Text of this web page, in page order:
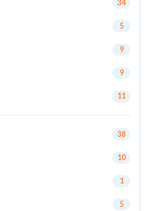
34
5
9
9
11
38
10
1
5